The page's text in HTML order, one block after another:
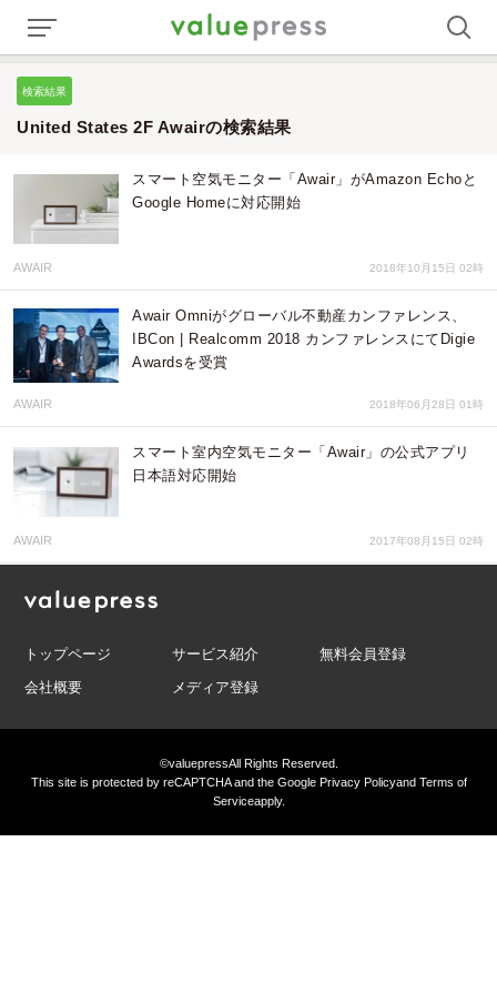
検索結果
United States 2F Awairの検索結果
スマート空気モニター「Awair」がAmazon Echoと
Google Homeに対応開始
AWAIR 2018年10月15日 02時
Awair Omniがグローバル不動産カンファレンス、
IBCon | Realcomm 2018 カンファレンスにてDigie
Awardsを受賞
AWAIR 2018年06月28日 01時
スマート室内空気モニター「Awair」の公式アプリ
日本語対応開始
AWAIR 2017年08月15日 02時
トップページ サービス紹介
無料会員登録
会社概要
メディア登録
©valuepressAll Rights Reserved.
This site is protected by reCAPTCHA and the GooglePrivacy PolicyandTerms of
Serviceapply.